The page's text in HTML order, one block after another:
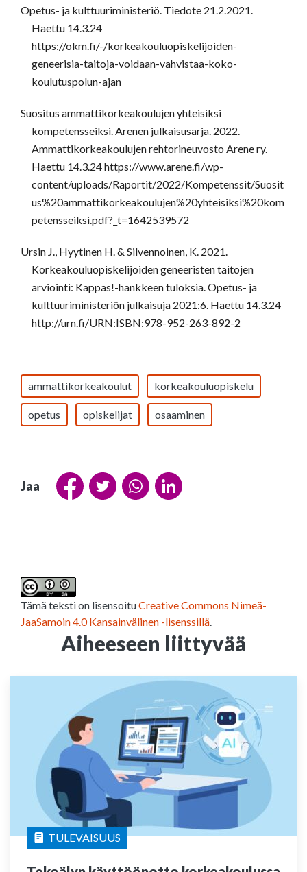
Opetus- ja kulttuuriministeriö. Tiedote 21.2.2021.
Haettu 14.3.24
https://okm.fi/-/korkeakouluopiskelijoiden-
geneerisia-taitoja-voidaan-vahvistaa-koko-
koulutuspolun-ajan
Suositus ammattikorkeakoulujen yhteisiksi
kompetensseiksi. Arenen julkaisusarja. 2022.
Ammattikorkeakoulujen rehtorineuvosto Arene ry.
Haettu 14.3.24 https://www.arene.fi/wp-
content/uploads/Raportit/2022/Kompetenssit/Suosit
us%20ammattikorkeakoulujen%20yhteisiksi%20kom
petensseiksi.pdf?_t=1642539572
Ursin J., Hyytinen H. & Silvennoinen, K. 2021.
Korkeakouluopiskelijoiden geneeristen taitojen
arviointi: Kappas!-hankkeen tuloksia. Opetus- ja
kulttuuriministeriön julkaisuja 2021:6. Haettu 14.3.24
http://urn.fi/URN:ISBN:978-952-263-892-2
ammattikorkeakoulut korkeakouluopiskelu
opetus opiskelijat osaaminen
Jaa
Tämä teksti on lisensoituCreative Commons Nimeä-
JaaSamoin 4.0 Kansainvälinen -lisenssillä
Aiheeseen liittyvää
TULEVAISUUS